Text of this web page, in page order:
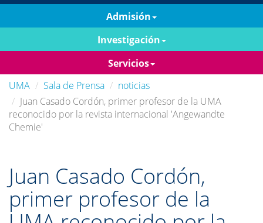
Admisión
Investigación
Servicios
UMA
Sala de Prensa
noticias
Juan Casado Cordón, primer profesor de la UMA
reconocido por la revista internacional 'Angewandte
Chemie'
Juan Casado Cordón,
primer profesor de la